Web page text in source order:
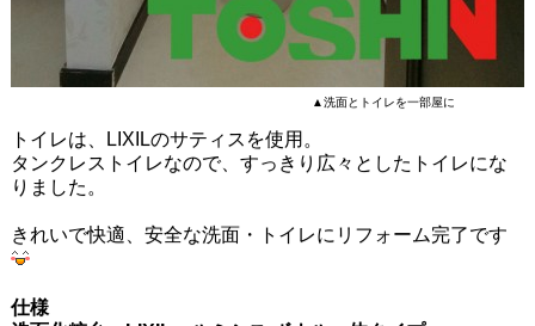
▲洗面とトイレを一部屋に
トイレは、LIXILのサティスを使用。
タンクレストイレなので、すっきり広々としたトイレにな
りました。
きれいで快適、安全な洗面・トイレにリフォーム完了です
仕様